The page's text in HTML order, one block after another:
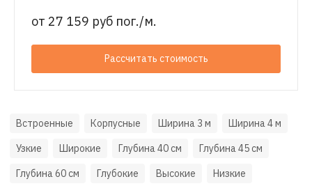
от 27 159 руб пог./м.
Рассчитать стоимость
Встроенные Корпусные Ширина 3 м
Ширина 4 м
Узкие
Широкие Глубина 40 см
Глубина 45 см
Глубина 60 см
Глубокие Высокие
Низкие